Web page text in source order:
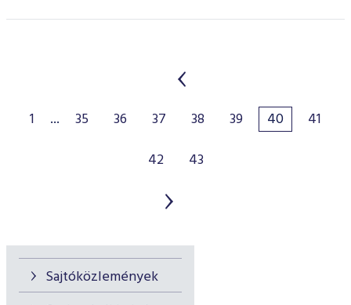
Sajtóközlemények
1 ... 35 36 37 38 39 40
41
42
43